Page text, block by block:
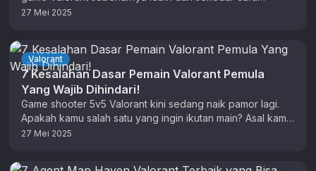
membidik. Game ini …
27 Mei 2025
Valorant
7 Kesalahan Dasar Pemain Valorant Pemula
Yang Wajib Dihindari!
Game shooter 5v5 Valorant kini sedang naik pamor lagi.
Apakah kamu salah satu yang ingin ikutan main? Asal kamu
tahu, …
27 Mei 2025